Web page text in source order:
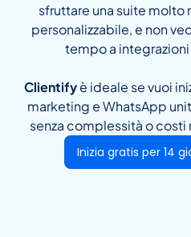
sfruttare una suite molto
personalizzabile, e non
tempo a
Clientifyè ideale se vuoi
marketing e WhatsApp
senza complessità o
Inizia gratis per 14